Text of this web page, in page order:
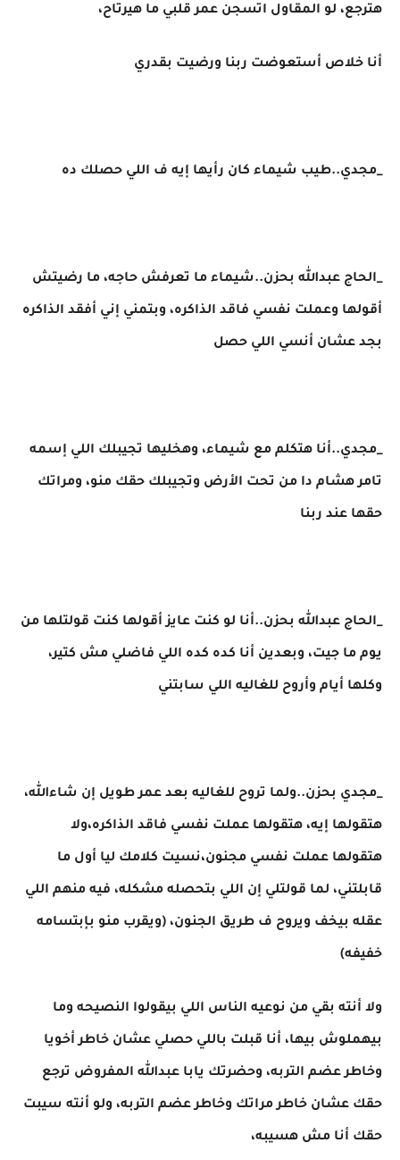
هترجع، لو المقاول اتسجن عمر قلبي ما هيرتاح،
أنا خلاص أستعوضت ربنا ورضيت بقدري
_مجدي..طيب شيماء كان رأيها إيه ف اللي حصلك ده
_الحاج عبدالله بحزن..شيماء ما تعرفش حاجه، ما رضيتش
أقولها وعملت نفسي فاقد الذاكره، وبتمني إني أفقد الذاكره
بجد عشان أنسي اللي حصل
_مجدي..أنا هتكلم مع شيماء، وهخليها تجيبلك اللي إسمه
تامر هشام دا من تحت الأرض وتجيبلك حقك منو، ومراتك
حقها عند ربنا
_الحاج عبدالله بحزن..أنا لو كنت عايز أقولها كنت قولتلها من
يوم ما جيت، وبعدين أنا كده كده اللي فاضلي مش كتير،
وكلها أيام وأروح للغاليه اللي سابتني
_مجدي بحزن..ولما تروح للغاليه بعد عمر طويل إن شاءالله،
هتقولها إيه، هتقولها عملت نفسي فاقد الذاكره،ولا
هتقولها عملت نفسي مجنون،نسيت كلامك ليا أول ما
قابلتني، لما قولتلي إن اللي بتحصله مشكله، فيه منهم اللي
عقله بيخف ويروح ف طريق الجنون، (ويقرب منو بإبتسامه
خفيفه)
ولا أنته بقي من نوعيه الناس اللي بيقولوا النصيحه وما
بيهملوش بيها، أنا قبلت باللي حصلي عشان خاطر أخويا
وخاطر عضم التربه، وحضرتك يابا عبدالله المفروض ترجع
حقك عشان خاطر مراتك وخاطر عضم التربه، ولو أنته سيبت
حقك أنا مش هسيبه،